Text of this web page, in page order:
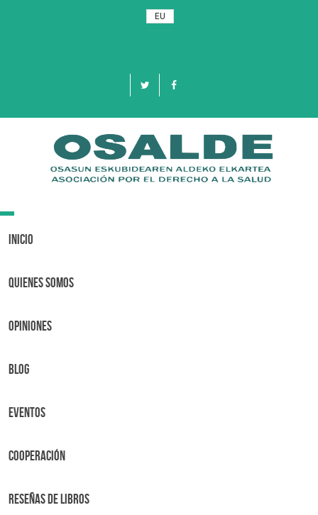
EU
Toggle
Inicio
Quienes Somos
OPINIONES
BLOG
Eventos
Cooperación
Reseñas de libros